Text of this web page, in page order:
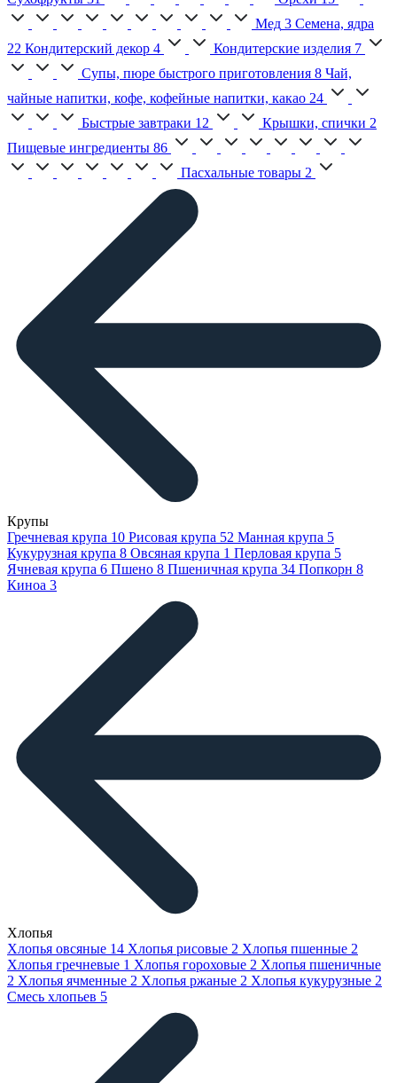
Мед 3 Семена, ядра
22 Кондитерский декор 4 Кондитерские изделия 7
Супы, пюре быстрого приготовления 8 Чай,
чайные напитки, кофе, кофейные напитки, какао 24
Быстрые завтраки 12 Крышки, спички 2
Пищевые ингредиенты 86
Пасхальные товары 2
Крупы
Гречневая крупа 10 Рисовая крупа 52 Манная крупа 5
Кукурузная крупа 8 Овсяная крупа 1 Перловая крупа 5
Ячневая крупа 6 Пшено 8 Пшеничная крупа 34 Попкорн 8
Киноа 3
Хлопья
Хлопья овсяные 14 Хлопья рисовые 2 Хлопья пшенные 2
Хлопья гречневые 1 Хлопья гороховые 2 Хлопья пшеничные
2 Хлопья ячменные 2 Хлопья ржаные 2 Хлопья кукурузные 2
Смесь хлопьев 5